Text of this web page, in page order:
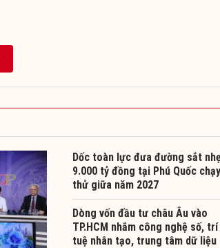
Dốc toàn lực đưa đường sắt
9.000 tỷ đồng tại Phú Quốc chạy
thử giữa năm 2027
Dòng vốn đầu tư châu Âu vào
TP.HCM nhắm công nghệ số, trí
tuệ nhân tạo, trung tâm dữ liệu